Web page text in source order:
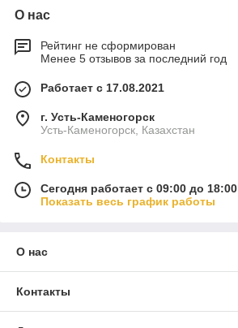
О нас
Рейтинг не сформирован
Менее 5 отзывов за последний год
Работает с 17.08.2021
г. Усть-Каменогорск
Усть-Каменогорск, Казахстан
Контакты
Сегодня работает с 09:00 до 18:00
Показать весь график работы
О нас
Контакты